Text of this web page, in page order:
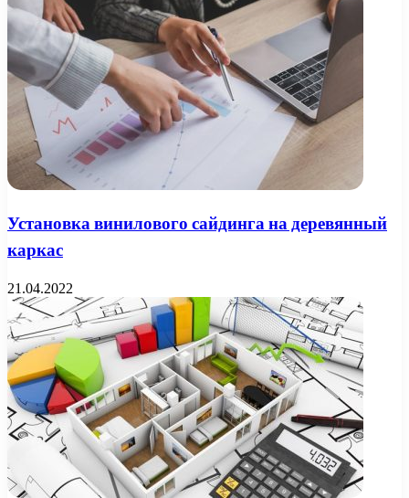
Установка винилового сайдинга на деревянный
каркас
21.04.2022